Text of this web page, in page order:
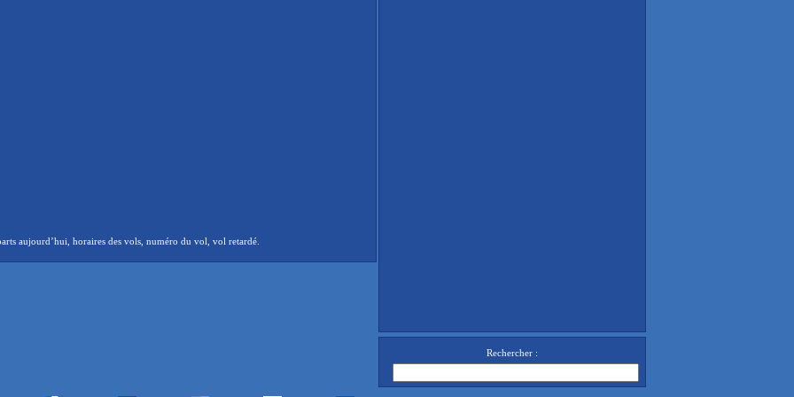
aujourd’hui, horaires des vols, numéro du vol, vol retardé.
Rechercher :